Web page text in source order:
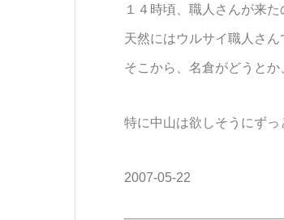
１４時頃、職人さんが来
天然にはウルサイ職人さ
そこから、名倉がどうとか
特に中山は欲しそうにずっ
2007-05-22